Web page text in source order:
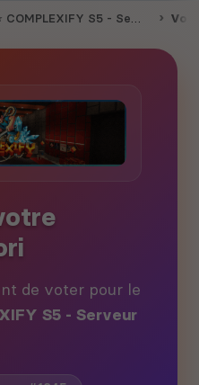
COMPLEXIFY S5 - Serveur semi-RP moddé ⭐
de voter pour le
S5 - Serveur